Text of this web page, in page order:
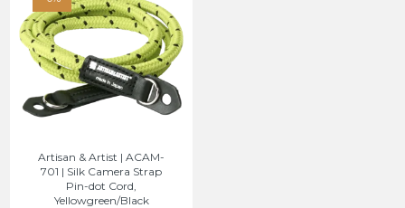
Artisan & Artist | ACAM-
701 | Silk Camera Strap
Pin-dot Cord,
Yellowgreen/Black